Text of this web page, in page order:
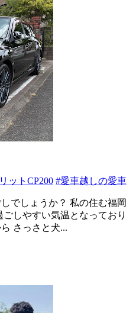
ットCP200 #愛車越しの愛車
でしょうか？ 私の住む福岡
しやすい気温となっており
さっさと犬...